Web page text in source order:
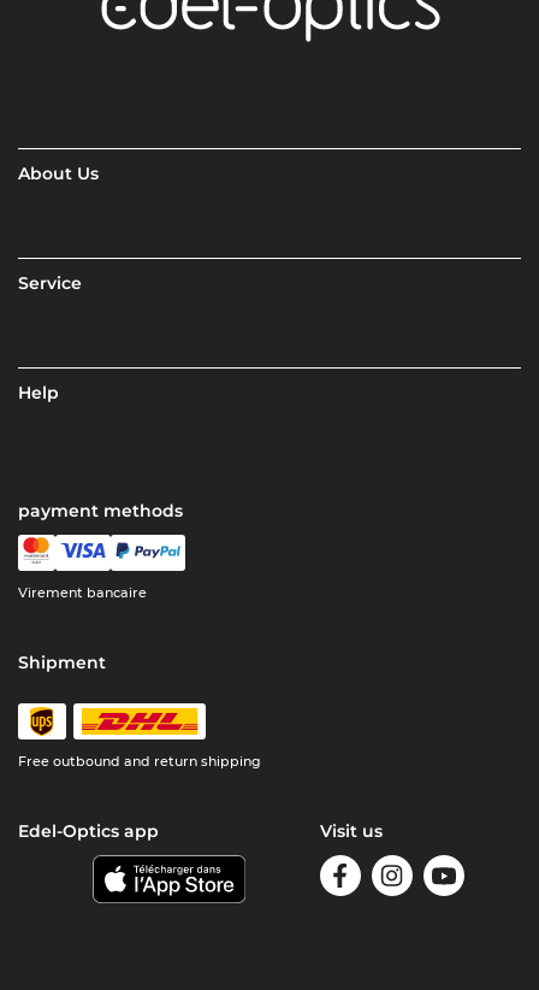
About Us
Service
Help
payment methods
Virement bancaire
Shipment
Free outbound and return shipping
Edel-Optics app Visit us